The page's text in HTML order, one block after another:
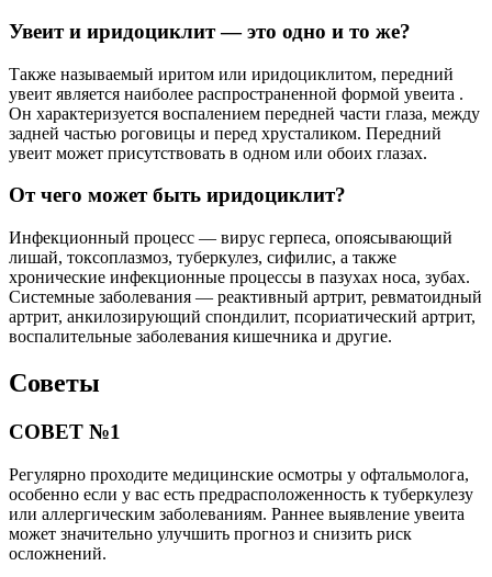
Увеит и иридоциклит — это одно и то же?
Также называемый иритом или иридоциклитом, передний
увеит является наиболее распространенной формой увеита .
Он характеризуется воспалением передней части глаза, между
задней частью роговицы и перед хрусталиком. Передний
увеит может присутствовать в одном или обоих глазах.
От чего может быть иридоциклит?
Инфекционный процесс — вирус герпеса, опоясывающий
лишай, токсоплазмоз, туберкулез, сифилис, а также
хронические инфекционные процессы в пазухах носа, зубах.
Системные заболевания — реактивный артрит, ревматоидный
артрит, анкилозирующий спондилит, псориатический артрит,
воспалительные заболевания кишечника и другие.
Советы
СОВЕТ №1
Регулярно проходите медицинские осмотры у офтальмолога,
особенно если у вас есть предрасположенность к туберкулезу
или аллергическим заболеваниям. Раннее выявление увеита
может значительно улучшить прогноз и снизить риск
осложнений.